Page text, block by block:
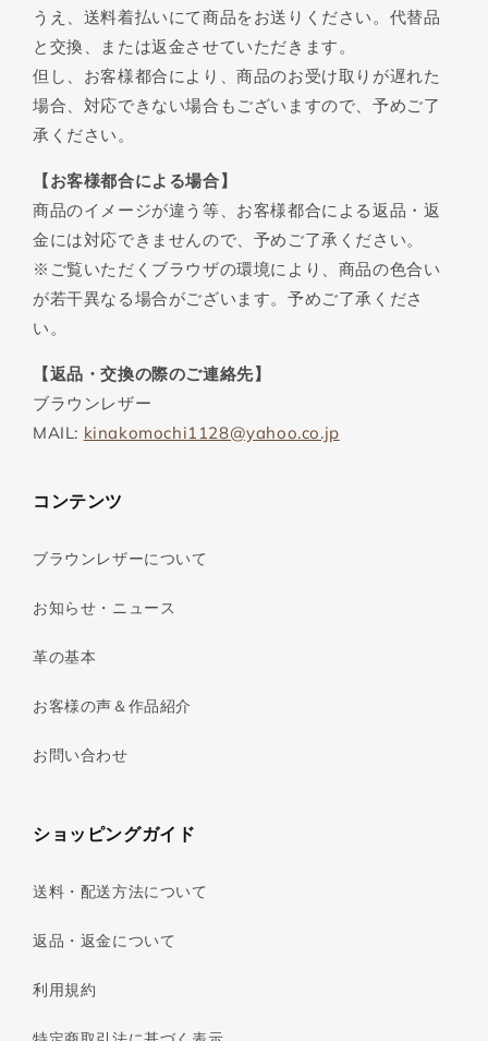
うえ、送料着払いにて商品をお送りください。代替品
と交換、または返金させていただきます。
但し、お客様都合により、商品のお受け取りが遅れた
場合、対応できない場合もございますので、予めご了
承ください。
【お客様都合による場合】
商品のイメージが違う等、お客様都合による返品・返
金には対応できませんので、予めご了承ください。
※ご覧いただくブラウザの環境により、商品の色合い
が若干異なる場合がございます。予めご了承くださ
い。
【返品・交換の際のご連絡先】
ブラウンレザー
MAIL: kinakomochi1128@yahoo.co.jp
コンテンツ
ブラウンレザーについて
お知らせ・ニュース
革の基本
お客様の声＆作品紹介
お問い合わせ
ショッピングガイド
送料・配送方法について
返品・返金について
利用規約